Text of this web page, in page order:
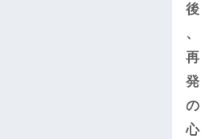
後
、
再
発
の
心